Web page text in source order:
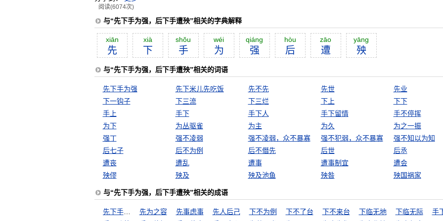
阅读(6074次)
与“先下手为强，后下手遭殃”相关的字典解释
xiān
先
xià
下
shŏu
手
wéi
为
qiáng
强
hòu
后
zāo
遭
yāng
殃
与“先下手为强，后下手遭殃”相关的词语
先下手为强 先下米儿先吃饭 先不先 先世
先业
下一钩子
下三流 下三烂 下上
下下
手上
手下 手下人 手下留情
手不停挥
为下
为丛驱雀 为主 为久
为之一振
强丁
强不凌弱 强不凌弱，众不暴寡 强不犯弱，众不暴寡
强不知以为知
后七子
后不为例 后不僭先 后世
后丞
遭丧
遭乱 遭事 遭事制宜
遭会
殃僇
殃及 殃及池鱼 殃咎 殃国祸家
与“先下手为强，后下手遭殃”相关的成语
先下手为强 先为之容 先事虑事 先人后己 下不为例 下不了台 下不来台 下临无地 下临无际
手